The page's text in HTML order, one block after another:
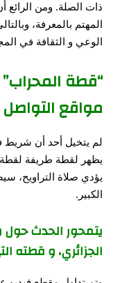
ذات الصلة. ومن الرائع
المهتم بالمعرفة،
الوعي و الثقافة في
“قطة
مواقع
لم يتخيل أحد أن شريط
يظهر لقطة طريفة
يؤدي صلاة التراويح،
الكبير.
يتمحور الحدث
الجزائري، و قطته